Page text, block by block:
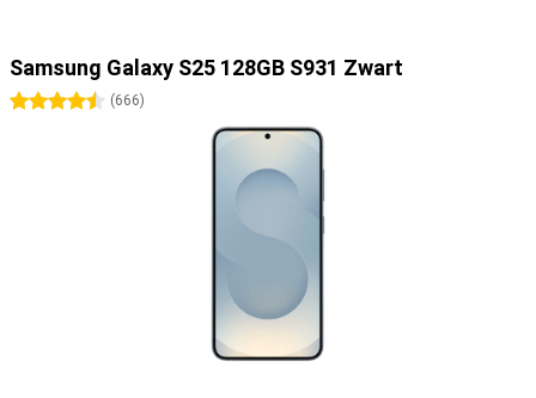
Samsung Galaxy S25 128GB S931 Zwart
4.5 sterren
(666)